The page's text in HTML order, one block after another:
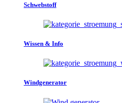
Schwebstoff
Wissen & Info
Windgenerator